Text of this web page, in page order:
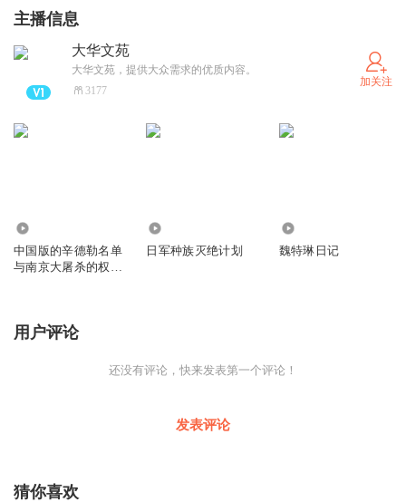
主播信息
大华文苑
大华文苑，提供大众需求的优质内容。
3177
加关注
中国版的辛德勒名单
与南京大屠杀的权威
日军种族灭绝计划 魏特琳日记
用户评论
还没有评论，快来发表第一个评论！
发表评论
猜你喜欢